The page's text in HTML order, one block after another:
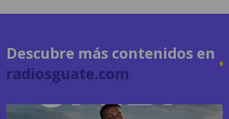
Descubre más contenidos en
radiosguate.com